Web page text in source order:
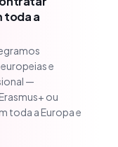
toda a
e
—
ou
toda a Europa e